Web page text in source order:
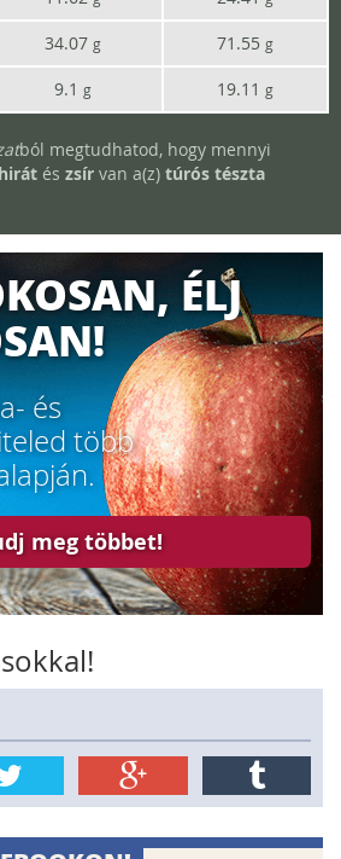
34.07 g 71.55 g
9.1 g 19.11 g
ból megtudhatod, hogy mennyi
és zsír van a(z) túrós tészta
ÉLJ
és
több
meg többet!